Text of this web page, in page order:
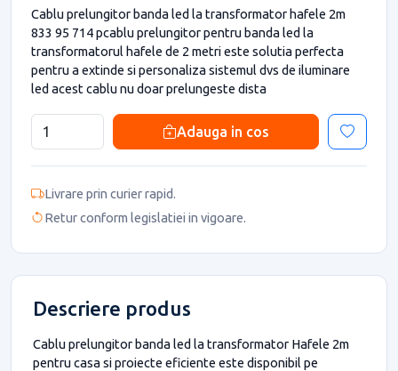
Cablu prelungitor banda led la transformator hafele 2m
833 95 714 pcablu prelungitor pentru banda led la
transformatorul hafele de 2 metri este solutia perfecta
pentru a extinde si personaliza sistemul dvs de iluminare
led acest cablu nu doar prelungeste dista
Adauga in cos
Livrare prin curier rapid.
Retur conform legislatiei in vigoare.
Descriere produs
Cablu prelungitor banda led la transformator Hafele 2m
pentru casa si proiecte eficiente este disponibil pe